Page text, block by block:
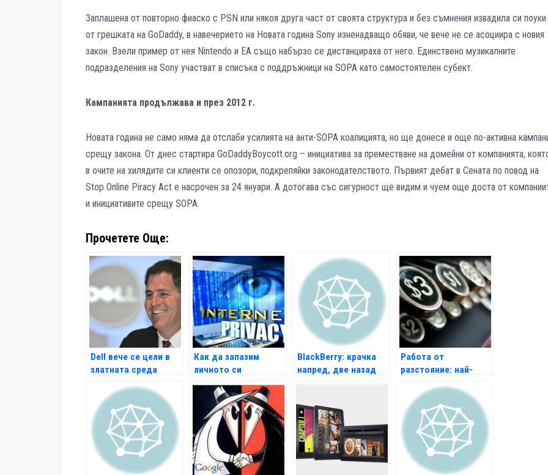
Заплашена от повторно фиаско с PSN или някоя друга част от своята структура и без съмнения извадила си поуки
от грешката на GoDaddy, в навечерието на Новата година Sony изненадващо обяви, че вече не се асоциира с новия
закон. Взели пример от нея Nintendo и EA също набързо се дистанцираха от него. Единствено музикалните
подразделения на Sony участват в списъка с поддръжници на SOPA като самостоятелен субект.
Кампанията продължава и през 2012 г.
Новата година не само няма да отслаби усилията на анти-SOPA коалицията, но ще донесе и още по-активна
срещу закона. От днес стартира GoDaddyBoycott.org – инициатива за преместване на домейни от компанията,
в очите на хилядите си клиенти се опозори, подкрепяйки законодателството. Първият дебат в Сената по повод на
Stop Online Piracy Act е насрочен за 24 януари. А дотогава със сигурност ще видим и чуем още доста от
и инициативите срещу SOPA.
Прочетете Още:
Dell вече се цели в
златната среда
Как да запазим
личното си
пространство в
мрежата
BlackBerry: крачка
напред, две назад
Работа от
разстояние: най-